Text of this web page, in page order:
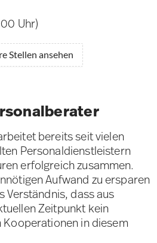
Uhr)
Stellen ansehen
bereits seit vielen
Personaldienstleistern
erfolgreich zusammen.
Aufwand zu ersparen
Verständnis, dass aus
Zeitpunkt kein
in diesem